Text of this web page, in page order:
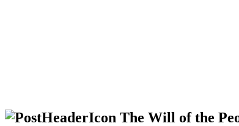
The Will of the